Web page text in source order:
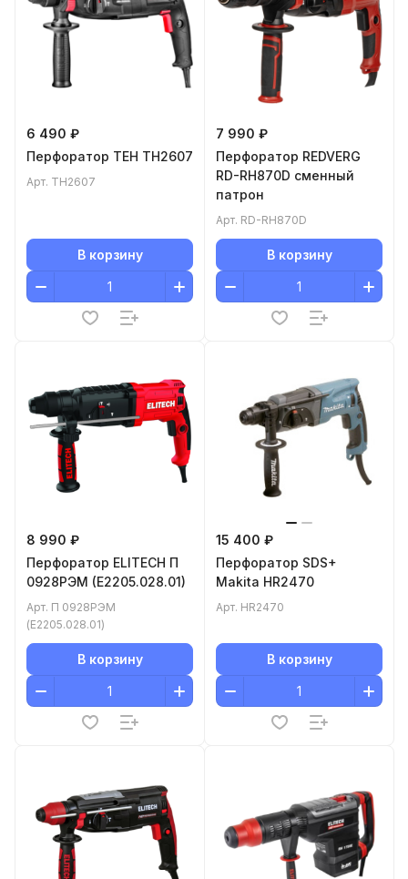
6 490 ₽
Перфоратор TEH TH2607
Арт. TH2607
В корзину
7 990 ₽
Перфоратор REDVERG
RD-RH870D сменный
патрон
Арт. RD-RH870D
В корзину
8 990 ₽
Перфоратор ELITECH П
0928РЭМ (E2205.028.01)
Арт. П 0928РЭМ
(E2205.028.01)
В корзину
15 400 ₽
Перфоратор SDS+
Makita HR2470
Арт. HR2470
В корзину